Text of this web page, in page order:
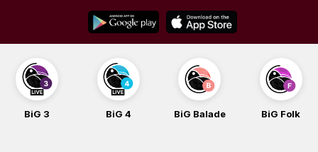
content
BiG 4 BiG Balade BiG Folk BiG iG